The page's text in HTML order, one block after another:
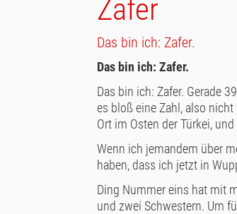
Zafer
Das bin ich: Zafer.
Das bin ich: Zafer.
Das bin ich: Zafer. Gerade
es bloß eine Zahl, also
Ort im Osten der Türkei,
Wenn ich jemandem über
haben, dass ich jetzt in
Ding Nummer eins hat mit
und zwei Schwestern. Um